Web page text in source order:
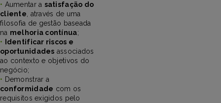
• Aumentar a satisfação do
cliente , através de uma
filosofia de gestão baseada
na melhoria contínua;
•
Identificar riscos e
oportunidades associados
ao contexto e objetivos do
negócio;
• Demonstrar a
conformidade com os
requisitos exigidos pelo